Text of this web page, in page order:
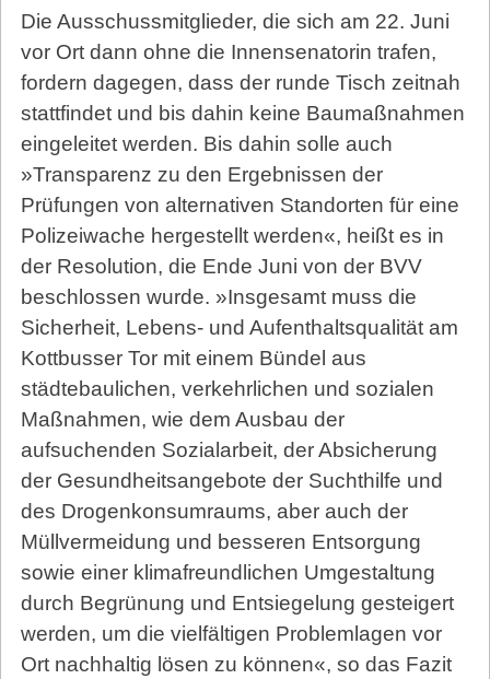
Die Ausschussmitglieder, die sich am 22. Juni
vor Ort dann ohne die Innensenatorin trafen,
fordern dagegen, dass der runde Tisch zeitnah
stattfindet und bis dahin keine Baumaßnahmen
eingeleitet werden. Bis dahin solle auch
»Transparenz zu den Ergebnissen der
Prüfungen von alternativen Standorten für eine
Polizeiwache hergestellt werden«, heißt es in
der Resolution, die Ende Juni von der BVV
beschlossen wurde. »Insgesamt muss die
Sicherheit, Lebens- und Aufenthaltsqualität am
Kottbusser Tor mit einem Bündel aus
städtebaulichen, verkehrlichen und sozialen
Maßnahmen, wie dem Ausbau der
aufsuchenden Sozialarbeit, der Absicherung
der Gesundheitsangebote der Suchthilfe und
des Drogenkonsumraums, aber auch der
Müllvermeidung und besseren Entsorgung
sowie einer klimafreundlichen Umgestaltung
durch Begrünung und Entsiegelung gesteigert
werden, um die vielfältigen Problemlagen vor
Ort nachhaltig lösen zu können«, so das Fazit